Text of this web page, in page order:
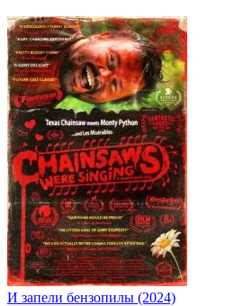
И запели бензопилы (2024)